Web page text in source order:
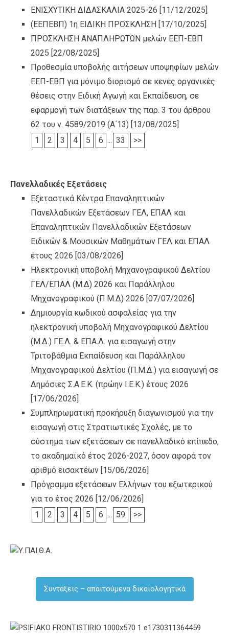
ΕΝΙΣΧΥΤΙΚΗ ΔΙΔΑΣΚΑΛΙΑ 2025-26 [11/12/2025]
(ΕΕΠΕΒΠ) 1η ΕΙΔΙΚΗ ΠΡΟΣΚΛΗΣΗ [17/10/2025]
ΠΡΟΣΚΛΗΣΗ ΑΝΑΠΛΗΡΩΤΩΝ μελών ΕΕΠ-ΕΒΠ
2025 [22/08/2025]
Προθεσμία υποβολής αιτήσεων υποψηφίων μελών
ΕΕΠ-ΕΒΠ για μόνιμο διορισμό σε κενές οργανικές
θέσεις στην Ειδική Αγωγή και Εκπαίδευση, σε
εφαρμογή των διατάξεων της παρ. 3 του άρθρου
62 του ν. 4589/2019 (Α΄13) [13/08/2025]
1
2 3 4 5 6 ... 33 >>
Πανελλαδικές Εξετάσεις
Εξεταστικά Κέντρα Επαναληπτικών
Πανελλαδικών Εξετάσεων ΓΕΛ, ΕΠΑΛ και
Επαναληπτικών Πανελλαδικών Εξετάσεων
Ειδικών & Μουσικών Μαθημάτων ΓΕΛ και ΕΠΑΛ
έτους 2026 [03/08/2026]
Ηλεκτρονική υποβολή Μηχανογραφικού Δελτίου
ΓΕΛ/ΕΠΑΛ (Μ.Δ) 2026 και Παράλληλου
Μηχανογραφικού (Π.Μ.Δ) 2026 [07/07/2026]
Δημιουργία κωδικού ασφαλείας για την
ηλεκτρονική υποβολή Μηχανογραφικού Δελτίου
(Μ.Δ.) ΓΕ.Λ. & ΕΠΑ.Λ. για εισαγωγή στην
Τριτοβάθμια Εκπαίδευση και Παράλληλου
Μηχανογραφικού Δελτίου (Π.Μ.Δ.) για εισαγωγή σε
Δημόσιες Σ.Α.Ε.Κ. (πρώην Ι.Ε.Κ.) έτους 2026
[17/06/2026]
Συμπληρωματική προκήρυξη διαγωνισμού για την
εισαγωγή στις Στρατιωτικές Σχολές, με το
σύστημα των εξετάσεων σε πανελλαδικό επίπεδο,
το ακαδημαϊκό έτος 2026-2027, όσον αφορά τον
αριθμό εισακτέων [15/06/2026]
Πρόγραμμα εξετάσεων Ελλήνων του εξωτερικού
για το έτος 2026 [12/06/2026]
1
2 3 4 5 6 ... 59 >>
Συντάξεις – απαιτούμενα δικαιολογητικά